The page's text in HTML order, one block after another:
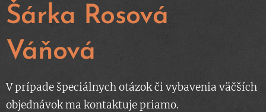
Šárka Rosová
Váňová
V prípade špeciálnych otázok či vybavenia väčších
objednávok ma kontaktuje priamo.